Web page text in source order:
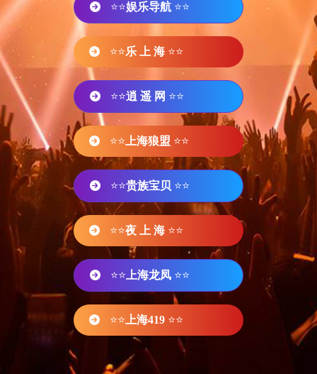
⭐⭐娱乐导航 ⭐⭐
⭐⭐乐 上 海 ⭐⭐
⭐⭐逍 遥 网 ⭐⭐
⭐⭐ 上海狼盟 ⭐⭐
⭐⭐贵族宝贝 ⭐⭐
⭐⭐夜 上 海 ⭐⭐
⭐⭐ 上海龙凤 ⭐⭐
⭐⭐ 上海419 ⭐⭐